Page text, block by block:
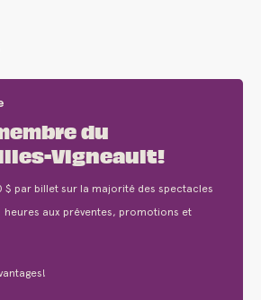
du
Vigneault!
$ par billet sur la majorité des spectacles
aux préventes, promotions et